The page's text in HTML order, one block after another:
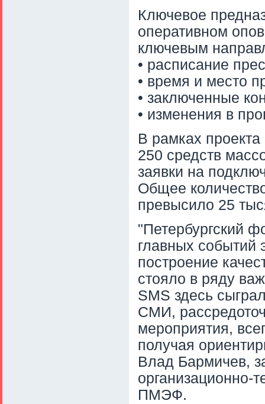
Ключевое
оперативном
ключевым
• расписание
• время и место
• заключенные
• изменения в
В рамках
250 средств
заявки на
Общее
превысило 25
"Петербургский
главных событий
построение
стояло в ряду
SMS здесь
СМИ,
мероприятия,
получая
Влад Бармичев,
организационно-
ПМЭФ.